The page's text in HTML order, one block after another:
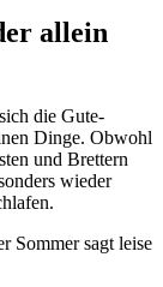
allein
die Gute-
Dinge. Obwohl
und Brettern
wieder